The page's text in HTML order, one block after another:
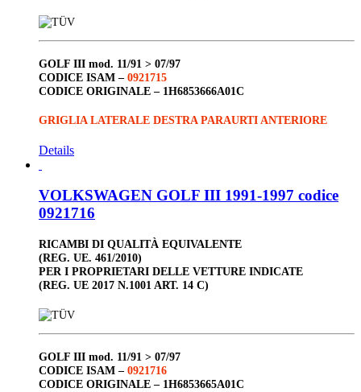
GOLF III mod. 11/91 > 07/97
CODICE ISAM – 0921715
CODICE ORIGINALE – 1H6853666A01C
GRIGLIA LATERALE DESTRA PARAURTI ANTERIORE
Details
VOLKSWAGEN GOLF III 1991-1997 codice
0921716
RICAMBI DI QUALITÀ EQUIVALENTE
(REG. UE. 461/2010)
PER I PROPRIETARI DELLE VETTURE INDICATE
(REG. UE 2017 N.1001 ART. 14 C)
GOLF III mod. 11/91 > 07/97
CODICE ISAM – 0921716
CODICE ORIGINALE – 1H6853665A01C